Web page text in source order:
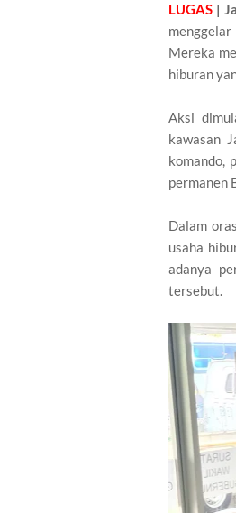
LUGAS |
Mereka
hiburan
Aksi
kawasan
komando,
permanen
Dalam
usaha
adanya
tersebut.